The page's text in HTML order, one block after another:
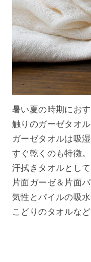
暑い夏の時期にお
触りのガーゼタオル
ガーゼタオルは吸
すぐ乾くのも特徴
汗拭きタオルとし
片面ガーゼ＆片面
気性とパイルの吸
こどりのタオルな